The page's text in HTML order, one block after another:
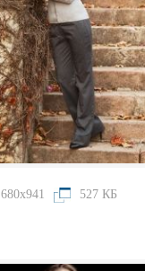
680x941 527 КБ